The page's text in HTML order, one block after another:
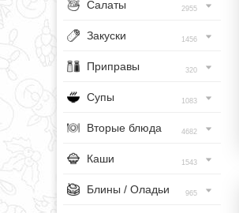
Салаты 2955
Закуски 1456
Приправы 320
Супы 1083
Вторые блюда 4682
Каши 1543
Блины / Оладьи 965